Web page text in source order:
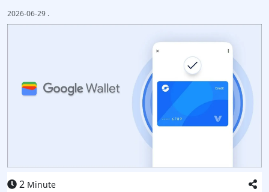
2026-06-29 .
2 Minute